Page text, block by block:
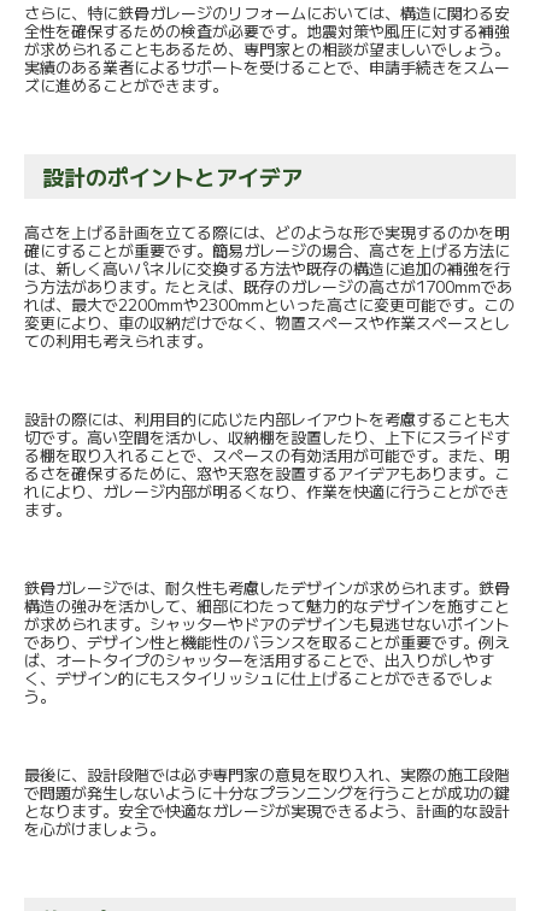
さらに、特に鉄骨ガレージのリフォームにおいては、構造に関わる安
全性を確保するための検査が必要です。地震対策や風圧に対する補強
が求められることもあるため、専門家との相談が望ましいでしょう。
実績のある業者によるサポートを受けることで、申請手続きをスムー
ズに進めることができます。
設計のポイントとアイデア
高さを上げる計画を立てる際には、どのような形で実現するのかを明
確にすることが重要です。簡易ガレージの場合、高さを上げる方法に
は、新しく高いパネルに交換する方法や既存の構造に追加の補強を行
う方法があります。たとえば、既存のガレージの高さが1700mmであ
れば、最大で2200mmや2300mmといった高さに変更可能です。この
変更により、車の収納だけでなく、物置スペースや作業スペースとし
ての利用も考えられます。
設計の際には、利用目的に応じた内部レイアウトを考慮することも大
切です。高い空間を活かし、収納棚を設置したり、上下にスライドす
る棚を取り入れることで、スペースの有効活用が可能です。また、明
るさを確保するために、窓や天窓を設置するアイデアもあります。こ
れにより、ガレージ内部が明るくなり、作業を快適に行うことができ
ます。
鉄骨ガレージでは、耐久性も考慮したデザインが求められます。鉄骨
構造の強みを活かして、細部にわたって魅力的なデザインを施すこと
が求められます。シャッターやドアのデザインも見逃せないポイント
であり、デザイン性と機能性のバランスを取ることが重要です。例え
ば、オートタイプのシャッターを活用することで、出入りがしやす
く、デザイン的にもスタイリッシュに仕上げることができるでしょ
う。
最後に、設計段階では必ず専門家の意見を取り入れ、実際の施工段階
で問題が発生しないように十分なプランニングを行うことが成功の鍵
となります。安全で快適なガレージが実現できるよう、計画的な設計
を心がけましょう。